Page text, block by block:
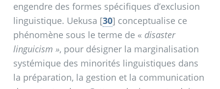
engendre des formes spécifiques d’exclusion
linguistique. Uekusa [30] conceptualise ce
phénomène sous le terme de « disaster
linguicism », pour désigner la marginalisation
systémique des minorités linguistiques dans
la préparation, la gestion et la communication